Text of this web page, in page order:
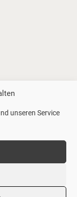
unseren Service